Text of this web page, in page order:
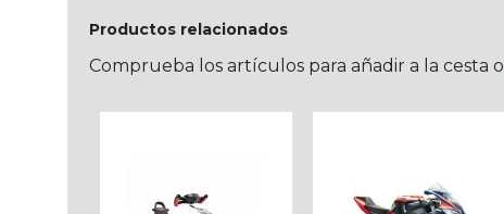
Productos relacionados
Comprueba los artículos para añadir a la cesta o